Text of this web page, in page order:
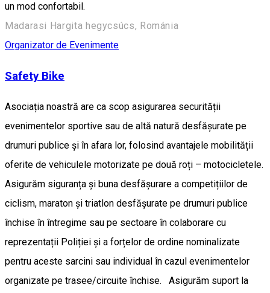
un mod confortabil.
Madarasi Hargita hegycsúcs, Románia
Organizator de Evenimente
Safety Bike
Asociația noastră are ca scop asigurarea securității
evenimentelor sportive sau de altă natură desfășurate pe
drumuri publice și în afara lor, folosind avantajele mobilității
oferite de vehiculele motorizate pe două roți – motocicletele.
Asigurăm siguranța și buna desfășurare a competițiilor de
ciclism, maraton și triatlon desfășurate pe drumuri publice
închise în întregime sau pe sectoare în colaborare cu
reprezentații Poliției și a forțelor de ordine nominalizate
pentru aceste sarcini sau individual în cazul evenimentelor
organizate pe trasee/circuite închise. Asigurăm suport la